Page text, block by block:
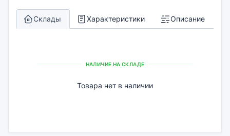
Склады Характеристики Описание
НАЛИЧИЕ НА СКЛАДЕ
Товара нет в наличии